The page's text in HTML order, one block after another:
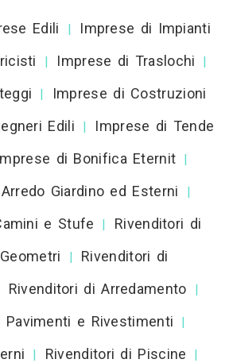
Edili |
Imprese di Impianti
| Imprese di Traslochi |
|
Imprese di Costruzioni
Edili |
Imprese di Tende
di Bonifica Eternit |
Giardino ed Esterni |
e Stufe |
Rivenditori di
Geometri |
Rivenditori di
Rivenditori di Arredamento |
Pavimenti e Rivestimenti |
| Rivenditori di Piscine |